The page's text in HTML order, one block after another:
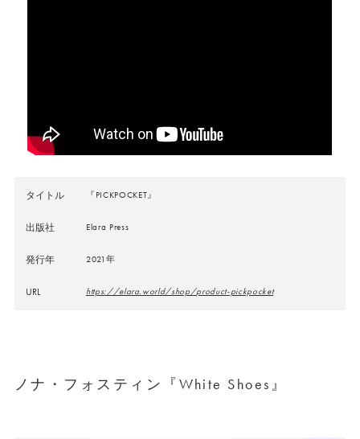
タイトル 『PICKPOCKET』
出版社 Elara Press
発行年 2021年
URL https://elara.world/shop/product-pickpocket
ノナ・フォスティン『White Shoes』